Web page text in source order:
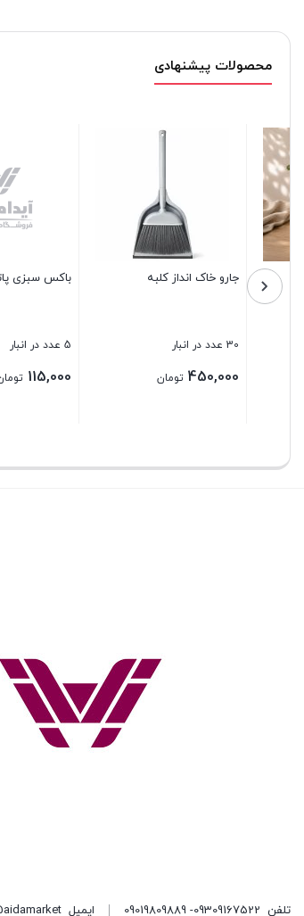
محصولات پیشنهادی
ماگ سرامیکی ساده رنگی
110,000 تومان
ست نمکپاش چوبی
300,000 تومان
تلفن 09309167522- 09019809889 ایمیل